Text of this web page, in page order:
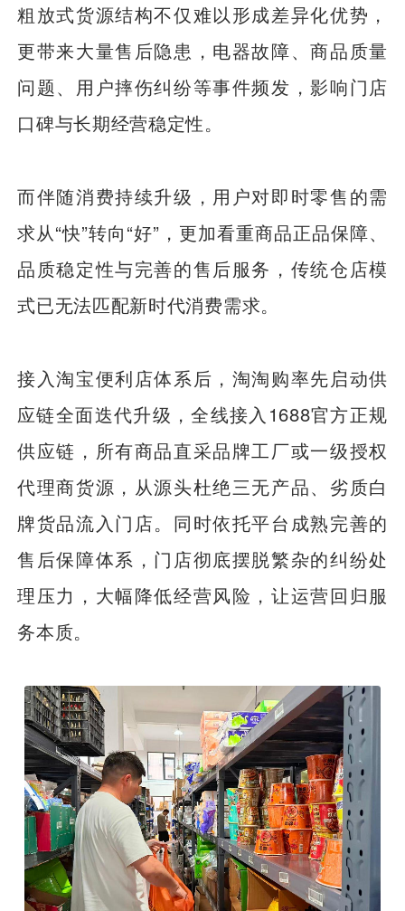
粗放式货源结构不仅难以形成差异化优势，
更带来大量售后隐患，电器故障、商品质量
问题、用户摔伤纠纷等事件频发，影响门店
口碑与长期经营稳定性。
而伴随消费持续升级，用户对即时零售的需
求从“快”转向“好”，更加看重商品正品保障、
品质稳定性与完善的售后服务，传统仓店模
式已无法匹配新时代消费需求。
接入淘宝便利店体系后，淘淘购率先启动供
应链全面迭代升级，全线接入1688官方正规
供应链，所有商品直采品牌工厂或一级授权
代理商货源，从源头杜绝三无产品、劣质白
牌货品流入门店。同时依托平台成熟完善的
售后保障体系，门店彻底摆脱繁杂的纠纷处
理压力，大幅降低经营风险，让运营回归服
务本质。